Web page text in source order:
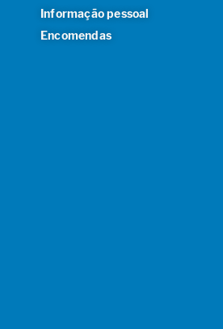
Informação pessoal
Encomendas